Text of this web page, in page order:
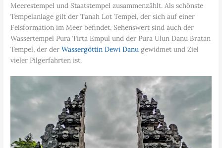
Meerestempel und Staatstempel zusammenzählt. Als schönste
Tempelanlage gilt der Tanah Lot Tempel, der sich auf einer
Felsformation im Meer befindet. Sehenswert sind auch der
Wassertempel Pura Tirta Empul und der Pura Ulun Danu Bratan
Tempel, der derWassergöttin Dewi Danu gewidmet und Ziel
vieler Pilgerfahrten ist.